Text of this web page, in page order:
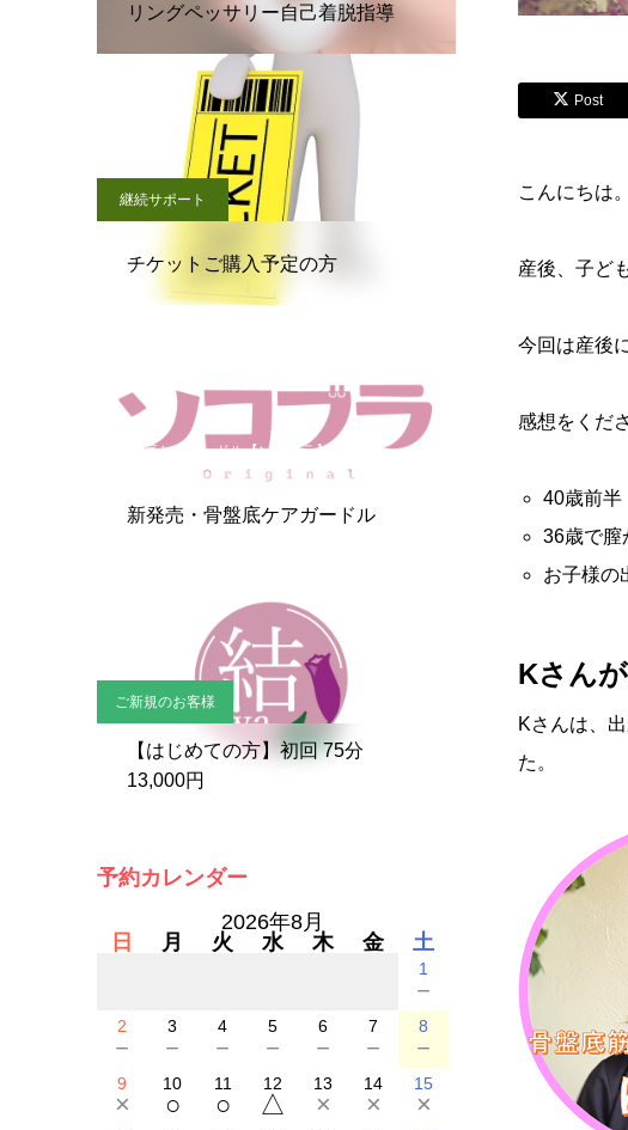
Post
こんにちは
産後、子ど
今回は産後
感想をくだ
40歳前半
36歳で膣
お子様の
Kさん
Kさんは、
た。
リングペッサリー自己着脱指導
継続サポート
チケットご購入予定の方
骨盤底ケアガードル【ソコブラ】
新発売・骨盤底ケアガードル
ご新規のお客様
【はじめての方】初回 75分
13,000円
予約カレンダー
2026年8月
日
月 火 水 木 金 土
1
－
2
－
3
－
4
－
5
－
6
－
7
－
8
－
9
×
10
○
11
○
12
△
13
×
14
×
15
×